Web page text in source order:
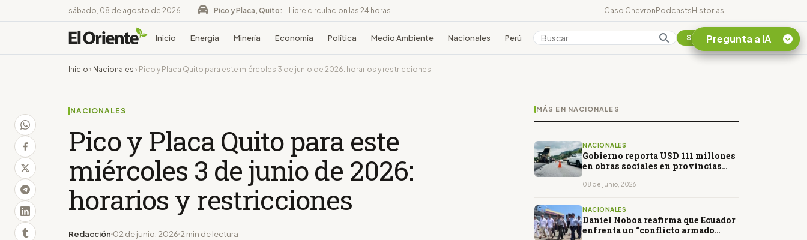
sábado, 08 de agosto de 2026 Pico y Placa, Quito: Libre circulacion las 24 horas Caso ChevronPodcastsHistorias
Inicio Energía Minería Economía Política Medio Ambiente Nacionales Perú Colombia Suscribirse
Inicio › Nacionales › Pico y Placa Quito para este miércoles 3 de junio de 2026: horarios y restricciones
NACIONALES
Pico y Placa Quito para este
miércoles 3 de junio de 2026:
horarios y restricciones
Redacción 02 de junio, 2026 2 min de lectura
MÁS EN NACIONALES
NACIONALES
Gobierno reporta USD 111 millones
en obras sociales en provincias
08 de junio, 2026
NACIONALES
Daniel Noboa reafirma que Ecuador
enfrenta un “conflicto armado
Pregunta a IA
¿En que consiste la